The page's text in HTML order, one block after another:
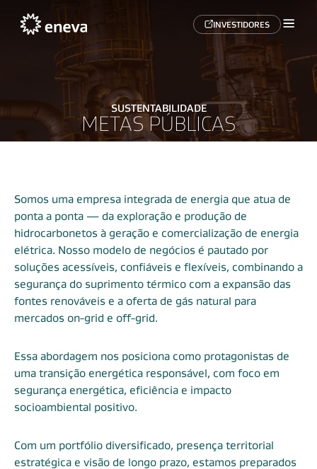
INVESTIDORES
SUSTENTABILIDADE
METAS PÚBLICAS
Somos uma empresa integrada de energia que atua de
ponta a ponta — da exploração e produção de
hidrocarbonetos à geração e comercialização de energia
elétrica. Nosso modelo de negócios é pautado por
soluções acessíveis, confiáveis e flexíveis, combinando a
segurança do suprimento térmico com a expansão das
fontes renováveis e a oferta de gás natural para
mercados on-grid e off-grid.
Essa abordagem nos posiciona como protagonistas de
uma transição energética responsável, com foco em
segurança energética, eficiência e impacto
socioambiental positivo.
Com um portfólio diversificado, presença territorial
estratégica e visão de longo prazo, estamos preparados